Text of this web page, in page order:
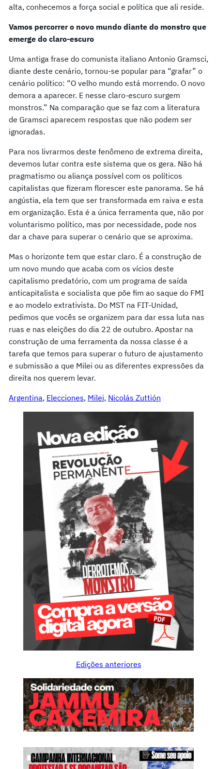
alta, conhecemos a força social e política que ali reside.
Vamos percorrer o novo mundo diante do monstro que
emerge do claro-escuro
Uma antiga frase do comunista italiano Antonio Gramsci,
diante deste cenário, tornou-se popular para “grafar” o
cenário político: “O velho mundo está morrendo. O novo
demora a aparecer. E nesse claro-escuro surgem
monstros.” Na comparação que se faz com a literatura
de Gramsci aparecem respostas que não podem ser
ignoradas.
Para nos livrarmos deste fenômeno de extrema direita,
devemos lutar contra este sistema que os gera. Não há
pragmatismo ou aliança possível com os políticos
capitalistas que fizeram florescer este panorama. Se há
angústia, ela tem que ser transformada em raiva e esta
em organização. Esta é a única ferramenta que, não por
voluntarismo político, mas por necessidade, pode nos
dar a chave para superar o cenário que se aproxima.
Mas o horizonte tem que estar claro. É a construção de
um novo mundo que acaba com os vícios deste
capitalismo predatório, com um programa de saída
anticapitalista e socialista que põe fim ao saque do FMI
e ao modelo extrativista. Do MST na FIT-Unidad,
pedimos que vocês se organizem para dar essa luta nas
ruas e nas eleições do dia 22 de outubro. Apostar na
construção de uma ferramenta da nossa classe é a
tarefa que temos para superar o futuro de ajustamento
e submissão a que Milei ou as diferentes expressões da
direita nos querem levar.
Argentina, Elecciones, Milei, Nicolás Zuttión
Edições anteriores